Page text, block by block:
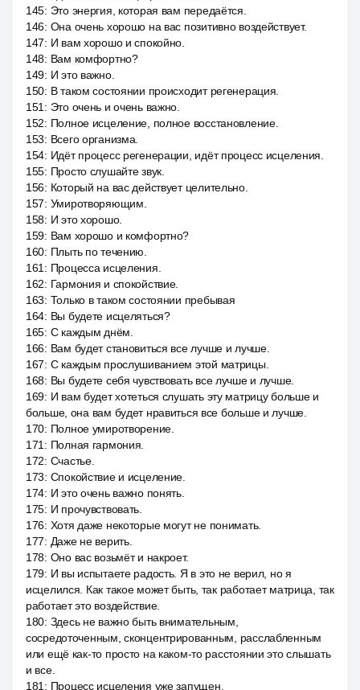
145: Это энергия, которая вам передаётся.
146: Она очень хорошо на вас позитивно воздействует.
147: И вам хорошо и спокойно.
148: Вам комфортно?
149: И это важно.
150: В таком состоянии происходит регенерация.
151 : Это очень и очень важно.
152: Полное исцеление, полное восстановление.
153: Всего организма.
154: Идёт процесс регенерации, идёт процесс исцеления.
155: Просто слушайте звук.
156: Который на вас действует целительно.
157: Умиротворяющим.
158: И это хорошо.
159: Вам хорошо и комфортно?
160: Плыть по течению.
161 : Процесса исцеления.
162: Гармония и спокойствие.
163: Только в таком состоянии пребывая
164: Вы будете исцеляться?
165: С каждым днём.
166: Вам будет становиться все лучше и лучше.
167: С каждым прослушиванием этой матрицы.
168: Вы будете себя чувствовать все лучше и лучше.
169: И вам будет хотеться слушать эту матрицу больше и
больше, она вам будет нравиться все больше и лучше.
170: Полное умиротворение.
171 : Полная гармония.
172: Счастье.
173: Спокойствие и исцеление.
174: И это очень важно понять.
175: И прочувствовать.
176: Хотя даже некоторые могут не понимать.
177: Даже не верить.
178: Оно вас возьмёт и накроет.
179: И вы испытаете радость. Я в это не верил, но я
исцелился. Как такое может быть, так работает матрица, так
работает это воздействие.
180: Здесь не важно быть внимательным,
сосредоточенным, сконцентрированным, расслабленным
или ещё как-то просто на каком-то расстоянии это слышать
и все.
181 : Процесс исцеления уже запущен.